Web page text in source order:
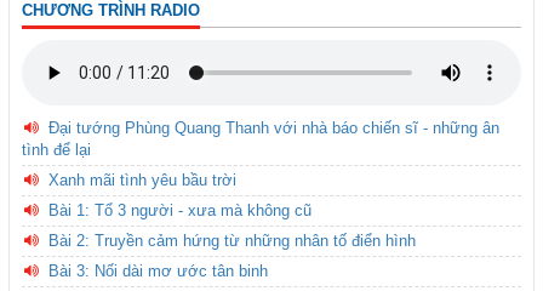
CHƯƠNG TRÌNH RADIO
Đại tướng Phùng Quang Thanh với nhà báo chiến sĩ - những ân
tình để lại
Xanh mãi tình yêu bầu trời
Bài 1: Tổ 3 người - xưa mà không cũ
Bài 2: Truyền cảm hứng từ những nhân tố điển hình
Bài 3: Nối dài mơ ước tân binh